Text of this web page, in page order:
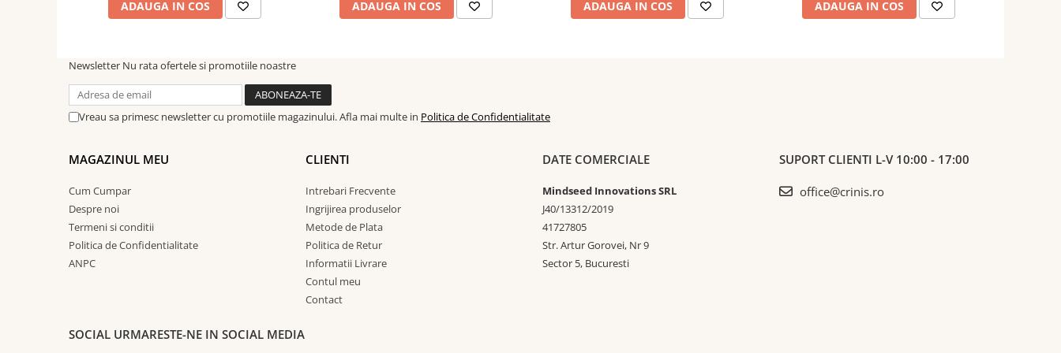
ADAUGA IN COS ADAUGA IN COS ADAUGA IN COS ADAUGA IN COS
Newsletter Nu rata ofertele si promotiile noastre
Vreau sa primesc newsletter cu promotiile magazinului. Afla mai multe in Politica de Confidentialitate
MAGAZINUL MEU
Cum Cumpar
Despre noi
Termeni si conditii
Politica de Confidentialitate
ANPC
CLIENTI
Intrebari Frecvente
Ingrijirea produselor
Metode de Plata
Politica de Retur
Informatii Livrare
Contul meu
Contact
DATE COMERCIALE
Mindseed Innovations SRL
J40/13312/2019
41727805
Str. Artur Gorovei, Nr 9
Sector 5, Bucuresti
SUPORT CLIENTI L-V 10:00 - 17:00
office@crinis.ro
SOCIAL URMARESTE-NE IN SOCIAL MEDIA